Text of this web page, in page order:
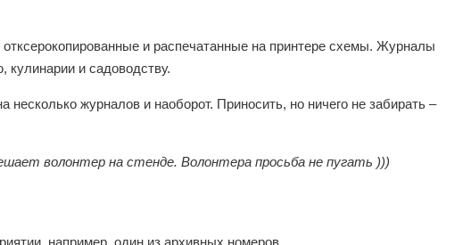
и распечатанные на принтере схемы. Журналы
кулинарии и садоводству.
журналов и наоборот. Приносить, но ничего не забирать –
волонтер на стенде. Волонтера просьба не пугать )))
например, один из архивных номеров